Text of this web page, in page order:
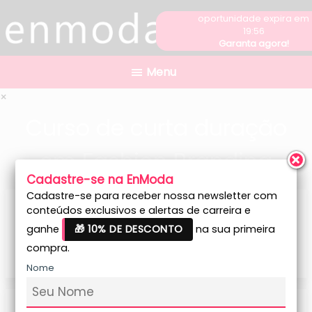
person
×
em Fashion Branding
Acesso de 1 ano
Parcele em até12x de R$ 39,00
oportunidade expira em
19:56
Garanta agora!
Cadastre-se na EnModa
Cadastre-se para receber nossa newsletter com
conteúdos exclusivos e alertas de carreira e
ganhe
🎁 10% DE DESCONTO
na sua primeira
compra.
Nome